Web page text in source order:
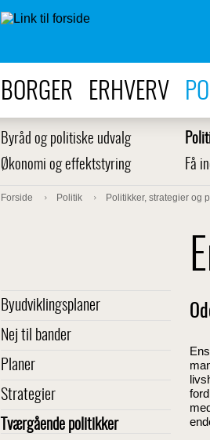
BORGER ERHVERV
Byråd og politiske udvalg
Økonomi og effektstyring
Få
Forside Politik Politikker, strategier og
Byudviklingsplaner
Nej til bander
Planer
Strategier
Tværgående politikker